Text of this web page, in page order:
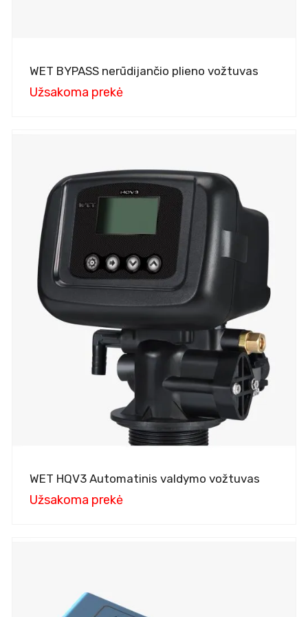
WET BYPASS nerūdijančio plieno vožtuvas
Užsakoma prekė
WET HQV3 Automatinis valdymo vožtuvas
Užsakoma prekė